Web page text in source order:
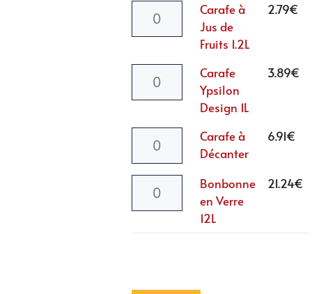
Carafe à
Jus de
Fruits 1.2L
2.79€
Carafe
Ypsilon
Design 1L
3.89€
Carafe à
Décanter
6.91€
Bonbonne
en Verre
12L
21.24€